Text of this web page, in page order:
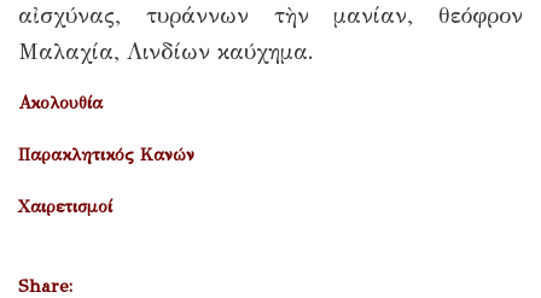
αἰσχύνας, τυράννων τὴν μανίαν, θεόφρον
Μαλαχία, Λινδίων καύχημα.
Ακολουθία
Παρακλητικός Κανών
Χαιρετισμοί
Share: